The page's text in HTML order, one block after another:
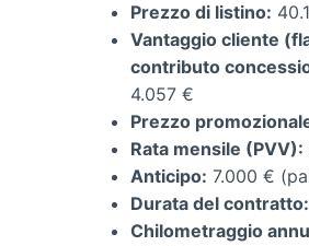
Prezzo di listino:
Vantaggio cliente
contributo
4.057 €
Prezzo
Rata mensile (PVV):
Anticipo: 7.000 €
Durata del contratto:
Chilometraggio